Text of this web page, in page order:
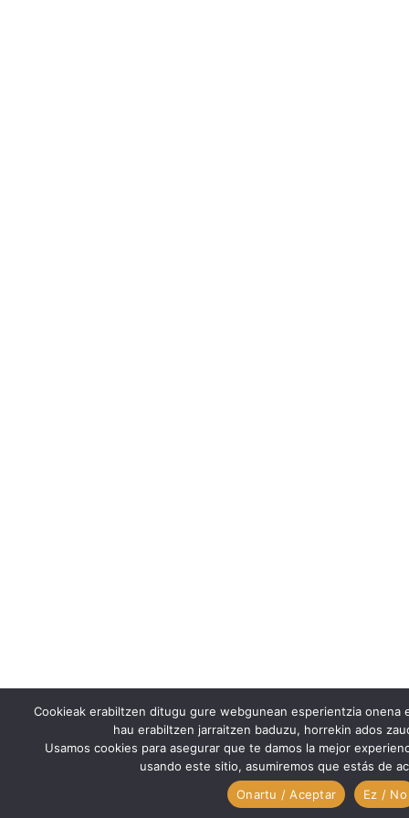
Cookieak erabiltzen ditugu gure webgunean esperientzia onena
hau erabiltzen jarraitzen baduzu, horrekin ados
Usamos cookies para asegurar que te damos la mejor
usando este sitio, asumiremos que estás de
Onartu / Aceptar
Ez / No